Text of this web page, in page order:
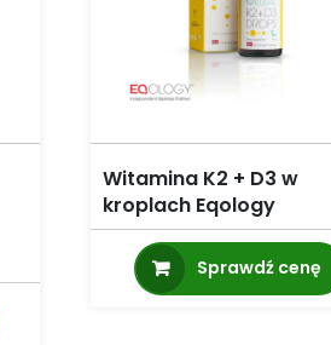
Witamina K2 + D3 w
kroplach Eqology
Sprawdź cenę